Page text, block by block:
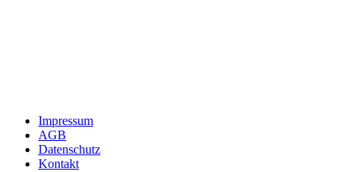
Impressum
AGB
Datenschutz
Kontakt